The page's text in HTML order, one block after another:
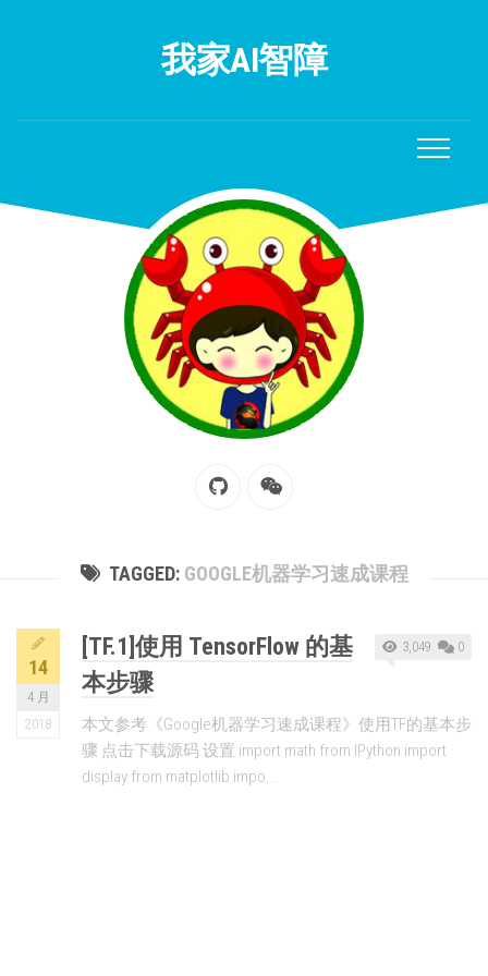
我家AI智障
TAGGED: GOOGLE机器学习速成课程
14
4 月
2018
3,049 0
[TF.1]使用 TensorFlow 的基
本步骤
本文参考《Google机器学习速成课程》使用TF的基本步
骤 点击下载源码 设置 import math from IPython import
display from matplotlib impo...